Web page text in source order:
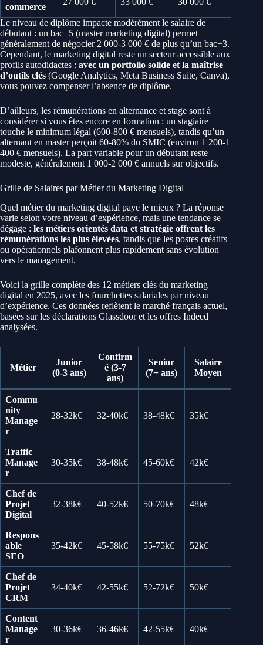
commerce
Le niveau de diplôme impacte modérément le salaire de
débutant : un bac+5 (master marketing digital) permet
généralement de négocier 2 000-3 000 € de plus qu’un bac+3.
Cependant, le marketing digital reste un secteur accessible aux
profils autodidactes : avec un portfolio solide et la maîtrise
d’outils clés (Google Analytics, Meta Business Suite, Canva),
vous pouvez compenser l’absence de diplôme.
D’ailleurs, les rémunérations en alternance et stage sont à
considérer si vous êtes encore en formation : un stagiaire
touche le minimum légal (600-800 € mensuels), tandis qu’un
alternant en master perçoit 60-80% du SMIC (environ 1 200-1
400 € mensuels). La part variable pour un débutant reste
modeste, généralement 1 000-2 000 € annuels sur objectifs.
Grille de Salaires par Métier du Marketing Digital
Quel métier du marketing digital paye le mieux ? La réponse
varie selon votre niveau d’expérience, mais une tendance se
dégage : les métiers orientés data et stratégie offrent les
rémunérations les plus élevées, tandis que les postes créatifs
ou opérationnels plafonnent plus rapidement sans évolution
vers le management.
Voici la grille complète des 12 métiers clés du marketing
digital en 2025, avec les fourchettes salariales par niveau
d’expérience. Ces données reflètent le marché français actuel,
basées sur les déclarations Glassdoor et les offres Indeed
analysées.
Métier
Junior
(0-3 ans)
Confirm
é (3-7
ans)
Senior
(7+ ans)
Salaire
Moyen
Commu
nity
Manage
r
28-32k€ 32-40k€ 38-48k€ 35k€
Traffic
Manage
r
30-35k€ 38-48k€ 45-60k€ 42k€
Chef de
Projet
Digital
32-38k€ 40-52k€ 50-70k€ 48k€
Respons
able
SEO
35-42k€ 45-58k€ 55-75k€ 52k€
Chef de
Projet
CRM
34-40k€ 42-55k€ 52-72k€ 50k€
Content
Manage
r
30-36k€ 36-46k€ 42-55k€ 40k€